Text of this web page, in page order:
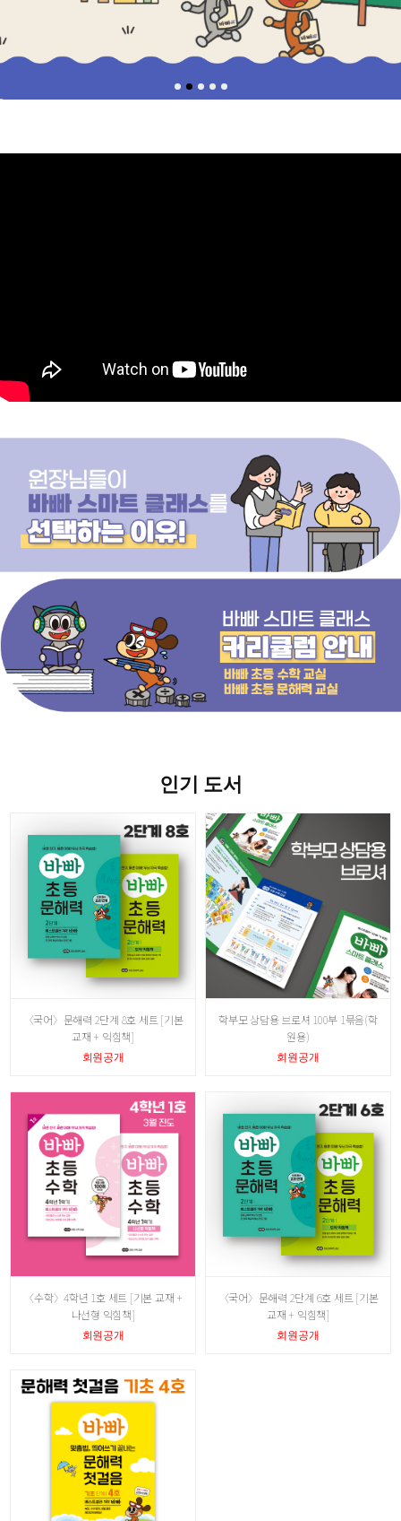
인기 도서
〈국어〉문해력 2단계 8호 세트 [기본
교재 + 익힘책]
회원공개
학부모 상담용 브로셔 100부 1묶음(학
원용)
회원공개
〈수학〉4학년 1호 세트 [기본 교재 +
나선형 익힘책]
회원공개
〈국어〉문해력 2단계 6호 세트 [기본
교재 + 익힘책]
회원공개